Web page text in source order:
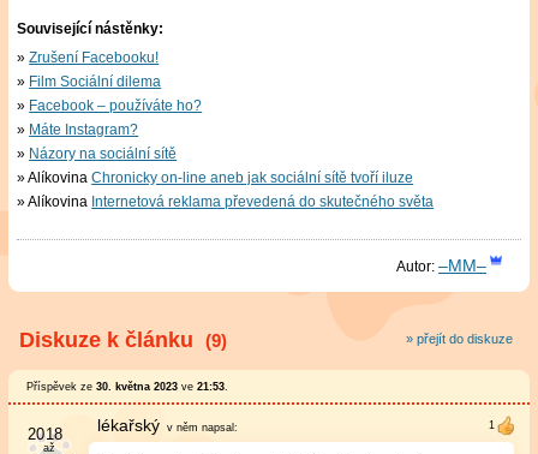
Související nástěnky:
Zrušení Facebooku!
Film Sociální dilema
Facebook – používáte ho?
Máte Instagram?
Názory na sociální sítě
AlíkovinaChronicky on-line aneb jak sociální sítě tvoří iluze
Alíkovina Internetová reklama převedená do skutečného světa
Autor:–MM–
» přejít do diskuze
Diskuze k článku (9)
Příspěvek ze 30. května 2023ve 21:53.
lékařský v němnapsal: